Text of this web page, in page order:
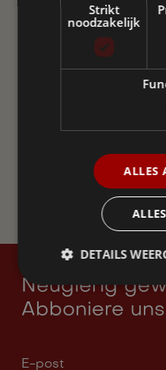
Ellio
Trete der Ellio
dich aus mit
Neugierig
Abboniere
Strikt
noodzakelijk
ALLES
DETAILS